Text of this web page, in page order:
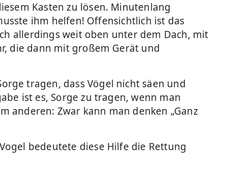
Kasten zu lösen. Minutenlang
ihm helfen! Offensichtlich ist das
allerdings weit oben unter dem Dach, mit
die dann mit großem Gerät und
tragen, dass Vögel nicht säen und
ist es, Sorge zu tragen, wenn man
anderen: Zwar kann man denken „Ganz
bedeutete diese Hilfe die Rettung